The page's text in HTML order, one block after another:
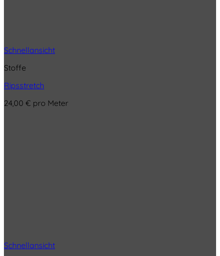
Schnellansicht
Stoffe
Ripsstretch
24,00 € pro Meter
Schnellansicht